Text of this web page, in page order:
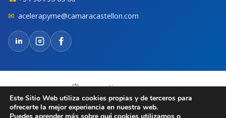
✉ acelerapyme@camaracastellon.com
in
Este Sitio Web utiliza cookies propias y de terceros para
ofrecerte la mejor experiencia en nuestra web.